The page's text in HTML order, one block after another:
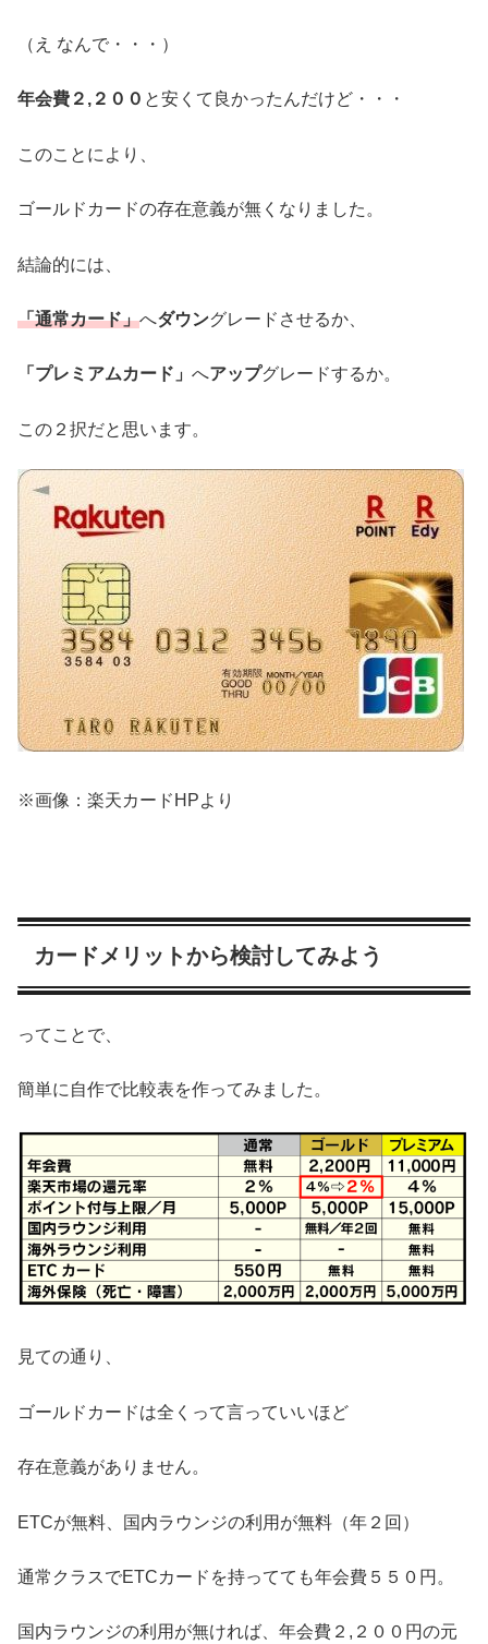
（え なんで・・・）
年会費２,２００ と安くて良かったんだけど・・・
このことにより、
ゴールドカードの存在意義が無くなりました。
結論的には、
「通常カード」へダウングレードさせるか、
「プレミアムカード」 へアップグレードするか。
この２択だと思います。
※画像：楽天カードHPより
カードメリットから検討してみよう
ってことで、
簡単に自作で比較表を作ってみました。
見ての通り、
ゴールドカードは全くって言っていいほど
存在意義がありません。
ETCが無料、国内ラウンジの利用が無料（年２回）
通常クラスでETCカードを持ってても年会費５５０円。
国内ラウンジの利用が無ければ、年会費２,２００円の元